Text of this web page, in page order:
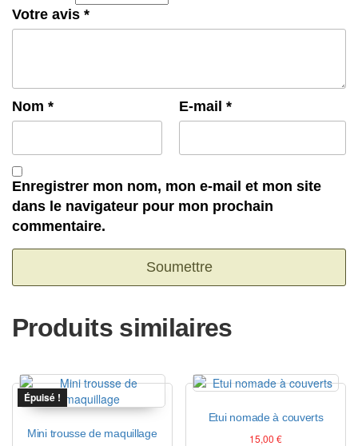
Votre avis *
Nom * E-mail *
Enregistrer mon nom, mon e-mail et mon site
dans le navigateur pour mon prochain
commentaire.
Produits similaires
Épuisé !
Mini trousse de maquillage
Etui nomade à couverts
15,00€